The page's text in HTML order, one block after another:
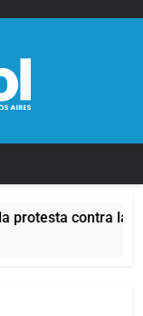
protesta contra la